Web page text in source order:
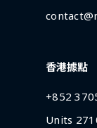
香港據點
+852
Units